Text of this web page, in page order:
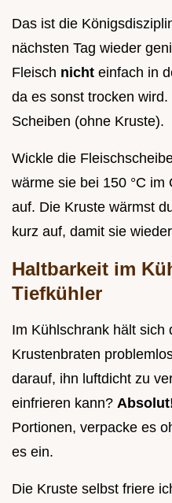
Das ist die
nächsten Tag wieder
Fleisch nicht einfach in
da es sonst trocken
Scheiben (ohne Kruste).
Wickle die
wärme sie bei 150 °C
auf. Die Kruste wärmst
kurz auf, damit sie
Haltbarkeit im
Tiefkühler
Im Kühlschrank hält sich
Krustenbraten
darauf, ihn luftdicht zu
einfrieren kann?
Portionen, verpacke es
es ein.
Die Kruste selbst friere